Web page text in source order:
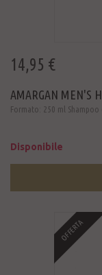
14,95 €
AMARGAN MEN'S
Formato: 250 ml
Disponibile
OFFERTA